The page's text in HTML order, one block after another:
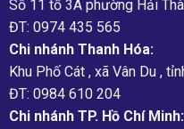
Số 11 tổ 3A phường Hải
ĐT: 0974 435 565
Chi nhánh Thanh Hóa:
Khu Phố Cát , xã Vân Du ,
ĐT: 0984 610 204
Chi nhánh TP. Hồ Chí Minh: